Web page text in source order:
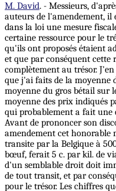
M. David. - Messieurs,
auteurs de l'amendement,
dans la loi une mesure
certaine ressource pour le
qu'ils ont proposés étaient
et que par conséquent
complètement au trésor.
que j'ai faits de la moyenne
moyenne du gros bétail sur
moyenne des prix indiqués
qui probablement a fait une
Avant de prononcer son
amendement cet honorable
transite par la Belgique à
bœuf, ferait 5 c. par kil. de
d'un semblable droit doit
de tout transit, et par
pour le trésor. Les chiffres